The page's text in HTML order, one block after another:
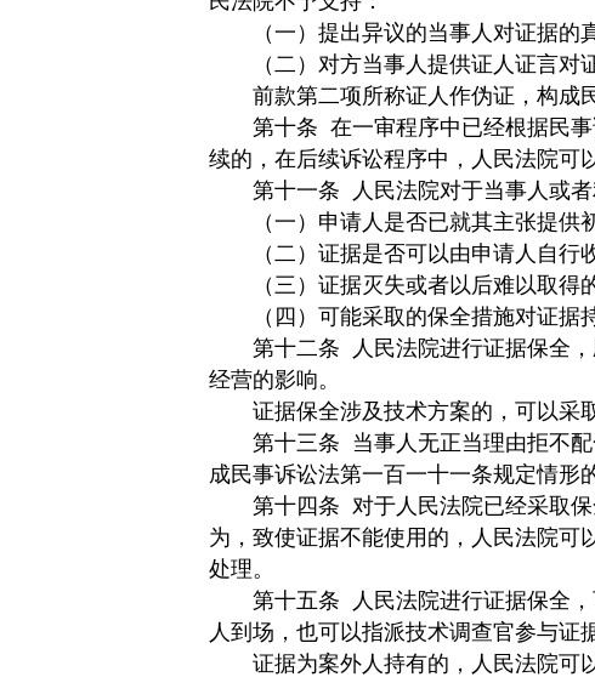
（一）提出异议的当事人对证据的真
（二）对方当事人提供证人证言对证
前款第二项所称证人作伪证，构成民
第十条 在一审程序中已经根据民
续的，在后续诉讼程序中，人民法院可
第十一条
人民法院对于当事人或
（一）申请人是否已就其主张提供初
（二）证据是否可以由申请人自行收
（三）证据灭失或者以后难以取得的
（四）可能采取的保全措施对证据持
第十二条
人民法院进行证据保全
经营的影响。
证据保全涉及技术方案的，可以采取
第十三条 当事人无正当理由拒不
成民事诉讼法第一百一十一条规定情形
第十四条 对于人民法院已经采取
为，致使证据不能使用的，人民法院可
处理。
第十五条
人民法院进行证据保全
人到场，也可以指派技术调查官参与证
证据为案外人持有的，人民法院可以